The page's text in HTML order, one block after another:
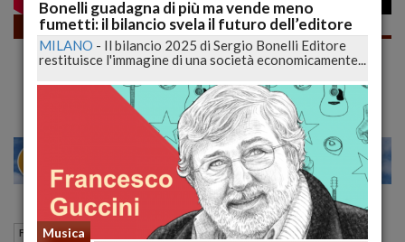
Fumetti
Parte ufficialmente il Bonelli Entertainment
| #LUCCA g1 | lucadeejay
23 28
Fumetti L'Aquila (AQ) 10 Novembre 2022 16:05
Bonelli guadagna di più ma vende meno
fumetti: il bilancio svela il futuro dell’editore
MILANO - Il bilancio 2025 di Sergio Bonelli Editore
restituisce l'immagine di una società economicamente...
Musica